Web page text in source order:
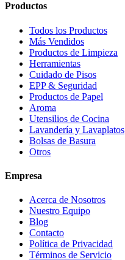
Productos
Todos los Productos
Más Vendidos
Productos de Limpieza
Herramientas
Cuidado de Pisos
EPP & Seguridad
Productos de Papel
Aroma
Utensilios de Cocina
Lavandería y Lavaplatos
Bolsas de Basura
Otros
Empresa
Acerca de Nosotros
Nuestro Equipo
Blog
Contacto
Política de Privacidad
Términos de Servicio